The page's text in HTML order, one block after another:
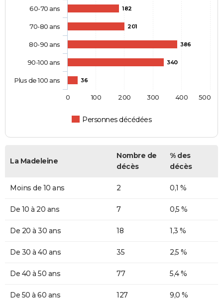
182
201
386
340
36
Personnes décédées
60-70 ans
70-80 ans
80-90 ans
90-100 ans
Plus de 100 ans
0 100 200 300 400 500
La Madeleine
Nombre de
décès
% des
décès
Moins de 10 ans 2 0,1 %
De 10 à 20 ans 7 0,5 %
De 20 à 30 ans 18 1,3 %
De 30 à 40 ans 35 2,5 %
De 40 à 50 ans 77 5,4 %
De 50 à 60 ans 127 9,0 %